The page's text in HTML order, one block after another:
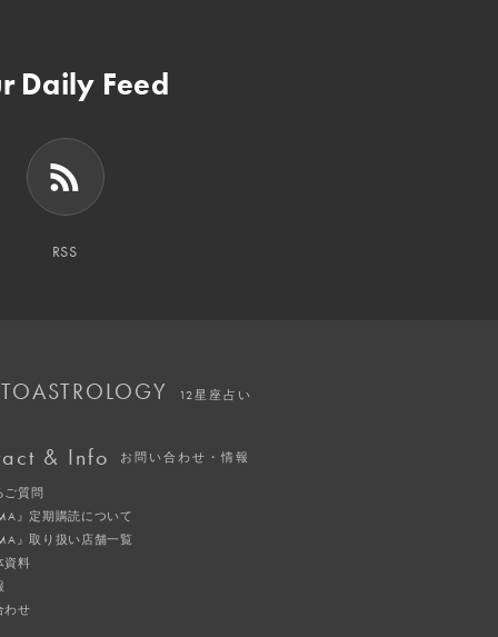
Daily Feed
RSS
12星座占い
& Info お問い合わせ・情報
ご質問
』定期購読について
』取り扱い店舗一覧
資料
わせ